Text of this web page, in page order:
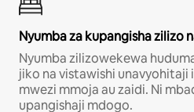
Nyumba za kupangisha zilizo
Nyumba zilizowekewa
jiko na vistawishi unavyohitaji
mwezi mmoja au zaidi. Ni
upangishaji mdogo.